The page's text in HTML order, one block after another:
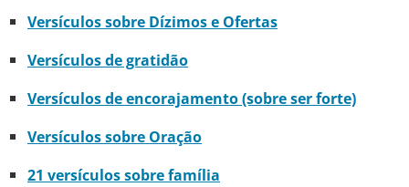
Versículos sobre Dízimos e Ofertas
Versículos de gratidão
Versículos de encorajamento (sobre ser forte)
Versículos sobre Oração
21 versículos sobre família